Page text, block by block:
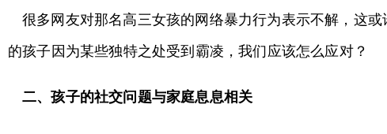
很多网友对那名高三女孩的网络暴力行为表示不解，这
的孩子因为某些独特之处受到霸凌，我们应该怎么应对？
二、孩子的社交问题与家庭息息相关